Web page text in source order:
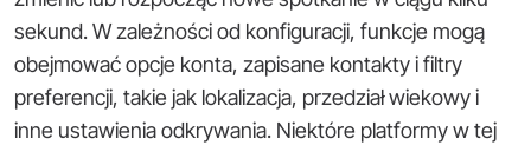
sekund. W zależności od konfiguracji, funkcje mogą
obejmować opcje konta, zapisane kontakty i filtry
preferencji, takie jak lokalizacja, przedział wiekowy i
inne ustawienia odkrywania. Niektóre platformy w tej